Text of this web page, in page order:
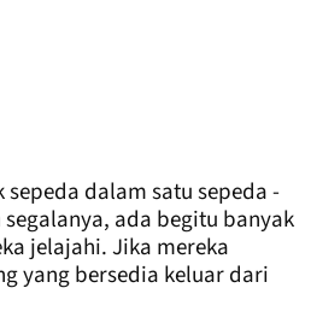
dalam satu sepeda -
ada begitu banyak
jelajahi. Jika mereka
yang bersedia keluar dari